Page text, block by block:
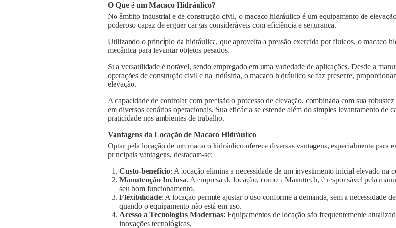
O Que é um Macaco Hidráulico?
No âmbito industrial e de construção civil, o macaco hidráulico é um equipamento de
poderoso capaz de erguer cargas consideráveis com eficiência e segurança.
Utilizando o princípio da hidráulica, que aproveita a pressão exercida por fluidos, o macaco
mecânica para levantar objetos pesados.
Sua versatilidade é notável, sendo empregado em uma variedade de aplicações. Desde a
operações de construção civil e na indústria, o macaco hidráulico se faz presente,
elevação.
A capacidade de controlar com precisão o processo de elevação, combinada com sua
em diversos cenários operacionais. Sua eficácia se estende além do simples levantamento de
praticidade nos ambientes de trabalho.
Vantagens da Locação de Macaco Hidráulico
Optar pela locação de um macaco hidráulico oferece diversas vantagens, especialmente para
principais vantagens, destacam-se:
Custo-benefício: A locação elimina a necessidade de um investimento inicial elevado na
Manutenção Inclusa: A empresa de locação, como a Manuttech, é responsável pela
seu bom funcionamento.
Flexibilidade: A locação permite ajustar o uso conforme a demanda, sem a necessidade
quando o equipamento não está em uso.
Acesso a Tecnologias Modernas: Equipamentos de locação são frequentemente
inovações tecnológicas.